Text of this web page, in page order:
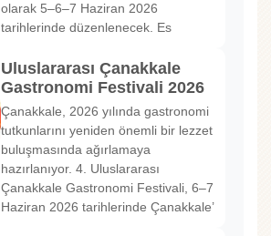
olarak 5–6–7 Haziran 2026
tarihlerinde düzenlenecek. Es
Uluslararası Çanakkale
Gastronomi Festivali 2026
Çanakkale, 2026 yılında gastronomi
tutkunlarını yeniden önemli bir lezzet
buluşmasında ağırlamaya
hazırlanıyor. 4. Uluslararası
Çanakkale Gastronomi Festivali, 6–7
Haziran 2026 tarihlerinde Çanakkale’